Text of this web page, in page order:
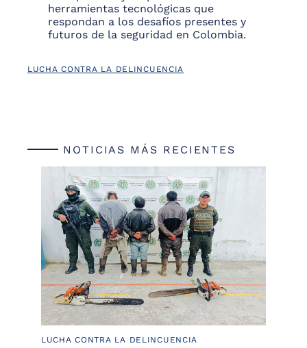
herramientas tecnológicas que
respondan a los desafíos presentes y
futuros de la seguridad en Colombia.
LUCHA CONTRA LA DELINCUENCIA
NOTICIAS MÁS RECIENTES
LUCHA CONTRA LA DELINCUENCIA